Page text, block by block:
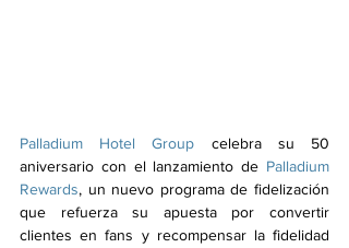
Palladium Hotel Group celebra su 50
aniversario con el lanzamiento de Palladium
Rewards, un nuevo programa de fidelización
que refuerza su apuesta por convertir
clientes en fans y recompensar la fidelidad